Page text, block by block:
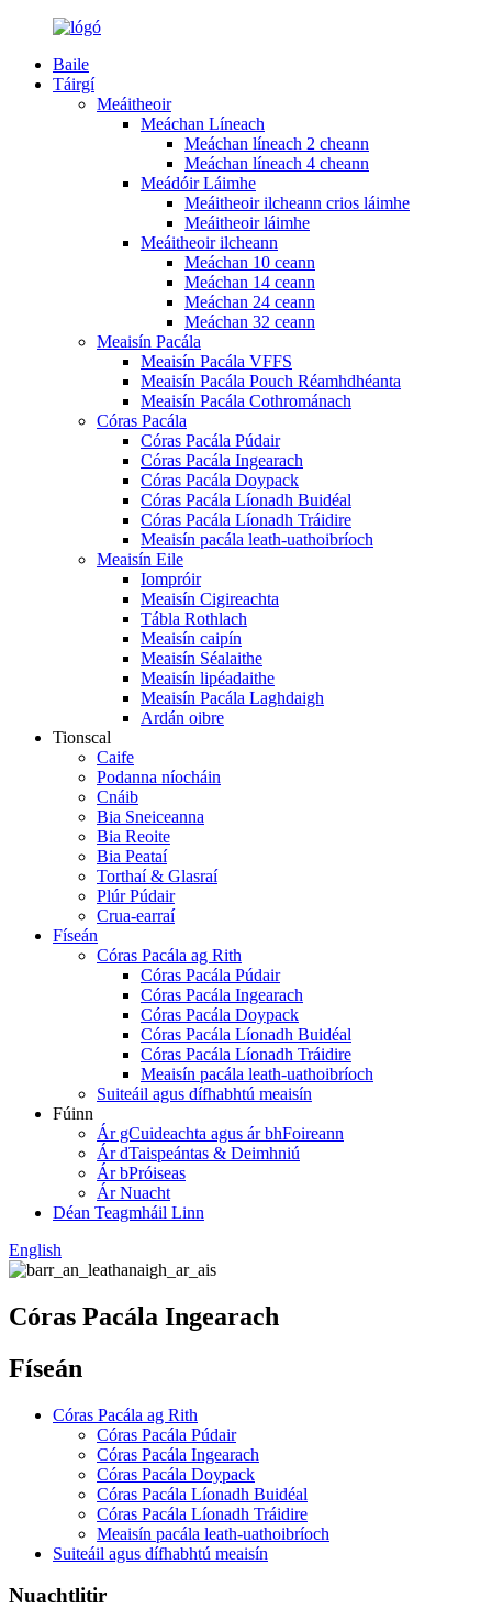
Baile
Táirgí
Meáitheoir
Meáchan Líneach
Meáchan líneach 2 cheann
Meáchan líneach 4 cheann
Meádóir Láimhe
Meáitheoir ilcheann crios láimhe
Meáitheoir láimhe
Meáitheoir ilcheann
Meáchan 10 ceann
Meáchan 14 ceann
Meáchan 24 ceann
Meáchan 32 ceann
Meaisín Pacála
Meaisín Pacála VFFS
Meaisín Pacála Pouch Réamhdhéanta
Meaisín Pacála Cothrománach
Córas Pacála
Córas Pacála Púdair
Córas Pacála Ingearach
Córas Pacála Doypack
Córas Pacála Líonadh Buidéal
Córas Pacála Líonadh Tráidire
Meaisín pacála leath-uathoibríoch
Meaisín Eile
Iompróir
Meaisín Cigireachta
Tábla Rothlach
Meaisín caipín
Meaisín Séalaithe
Meaisín lipéadaithe
Meaisín Pacála Laghdaigh
Ardán oibre
Tionscal
Caife
Podanna níocháin
Cnáib
Bia Sneiceanna
Bia Reoite
Bia Peataí
Torthaí & Glasraí
Plúr Púdair
Crua-earraí
Físeán
Córas Pacála ag Rith
Córas Pacála Púdair
Córas Pacála Ingearach
Córas Pacála Doypack
Córas Pacála Líonadh Buidéal
Córas Pacála Líonadh Tráidire
Meaisín pacála leath-uathoibríoch
Suiteáil agus dífhabhtú meaisín
Fúinn
Ár gCuideachta agus ár bhFoireann
Ár dTaispeántas & Deimhniú
Ár bPróiseas
Ár Nuacht
Déan Teagmháil Linn
English
Córas Pacála Ingearach
Físeán
Córas Pacála ag Rith
Córas Pacála Púdair
Córas Pacála Ingearach
Córas Pacála Doypack
Córas Pacála Líonadh Buidéal
Córas Pacála Líonadh Tráidire
Meaisín pacála leath-uathoibríoch
Suiteáil agus dífhabhtú meaisín
Nuachtlitir